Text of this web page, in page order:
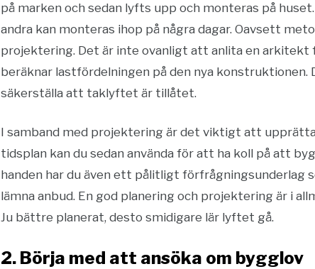
på marken och sedan lyfts upp och monteras på
andra kan monteras ihop på några dagar. Oavsett
projektering. Det är inte ovanligt att anlita en
beräknar lastfördelningen på den nya
säkerställa att taklyftet är tillåtet.
I samband med projektering är det viktigt att
tidsplan kan du sedan använda för att ha koll på att
handen har du även ett pålitligt
lämna anbud. En god planering och projektering är i
Ju bättre planerat, desto smidigare lär lyftet gå.
2. Börja med att ansöka om bygglov